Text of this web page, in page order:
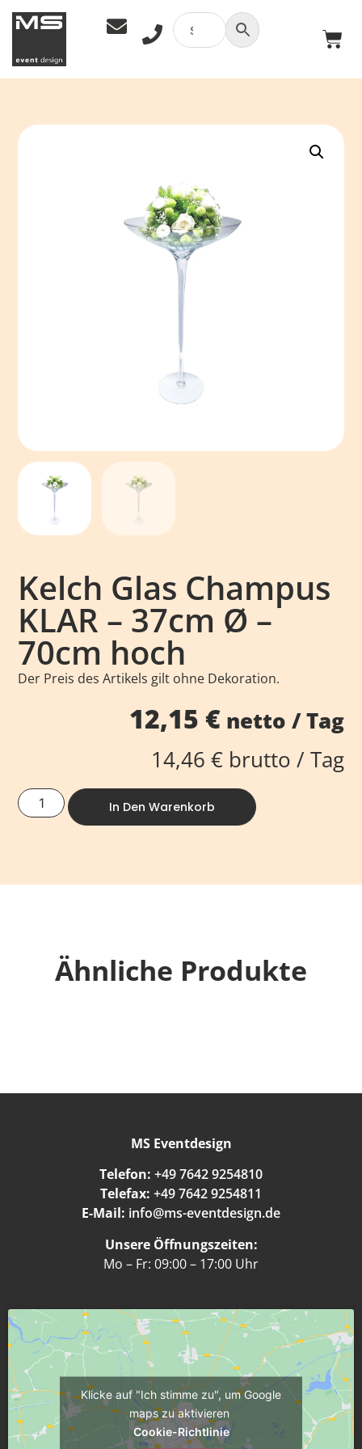
Kelch Glas Champus
KLAR – 37cm Ø –
70cm hoch
Der Preis des Artikels gilt ohne Dekoration.
12,15 €netto / Tag
14,46 €brutto / Tag
In Den Warenkorb
Ähnliche Produkte
MS Eventdesign
Telefon: +49 7642 9254810
Telefax: +49 7642 9254811
E-Mail: info@ms-eventdesign.de
Unsere Öffnungszeiten:
Mo – Fr: 09:00 – 17:00 Uhr
Klicke auf "Ich stimme zu", um Google
maps zu aktivieren
Cookie-Richtlinie